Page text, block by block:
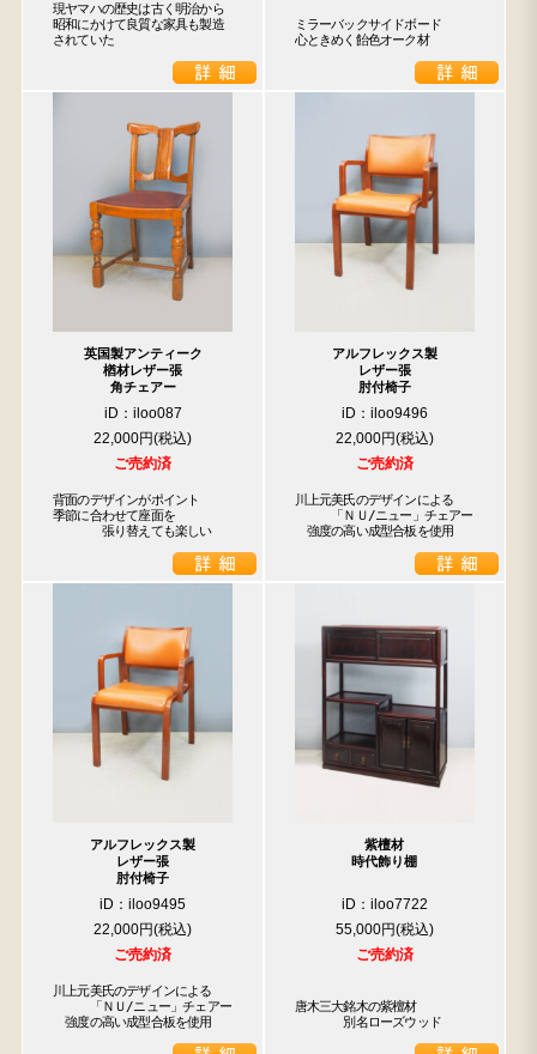
現ヤマハの歴史は古く明治から
昭和にかけて良質な家具も製造
されていた
ミラーバックサイドボード
心ときめく飴色オーク材
英国製アンティーク
楢材レザー張
角チェアー
iD：iloo087
22,000円
ご売約済
背面のデザインがポイント
季節に合わせて座面を
張り替えても楽しい
アルフレックス製
レザー張
肘付椅子
iD：iloo9496
22,000円
ご売約済
川上元美氏のデザインによる
「ＮＵ/ニュー」チェアー
強度の高い成型合板を使用
アルフレックス製
レザー張
肘付椅子
iD：iloo9495
22,000円
ご売約済
川上元美氏のデザインによる
「ＮＵ/ニュー」チェアー
強度の高い成型合板を使用
紫檀材
時代飾り棚
iD：iloo7722
55,000円
ご売約済
唐木三大銘木の紫檀材
別名ローズウッド